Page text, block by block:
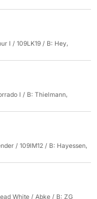
I / 109LK19 / B: Hey,
I / B: Thielmann,
/ 109IM12 / B: Hayessen,
White / Abke / B: ZG